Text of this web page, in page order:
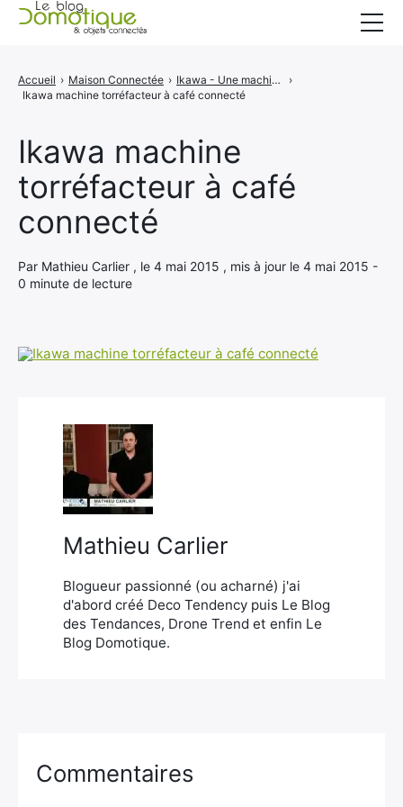
Ikawa machine
torréfacteur à café
connecté
Par Mathieu Carlier , le 4 mai 2015 , mis à jour le 4 mai 2015 -
0 minute de lecture
Accueil › Maison Connectée › Ikawa - Une machine et torréfacteur à café connecté
›
Ikawa machine torréfacteur à café connecté
Mathieu Carlier
Blogueur passionné (ou acharné) j'ai
d'abord créé Deco Tendency puis Le Blog
des Tendances, Drone Trend et enfin Le
Blog Domotique.
Commentaires
Catégories
A propos
CONTACT
Rechercher
: